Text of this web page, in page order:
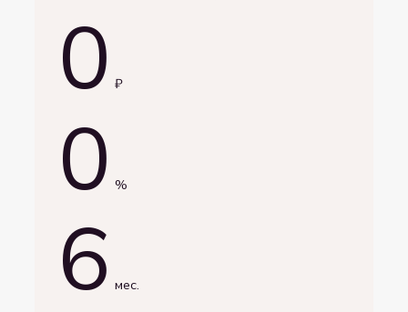
0 ₽
0 %
6 мес.